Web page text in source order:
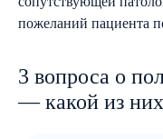
пожеланий пациента
3 вопроса о
— какой из них